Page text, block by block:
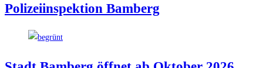
Poli­zei­in­spek­ti­on Bamberg